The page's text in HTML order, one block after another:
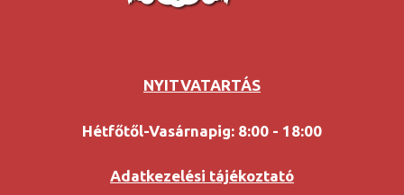
NYITVATARTÁS
Hétfőtől-Vasárnapig: 8:00 - 18:00
Adatkezelési tájékoztató